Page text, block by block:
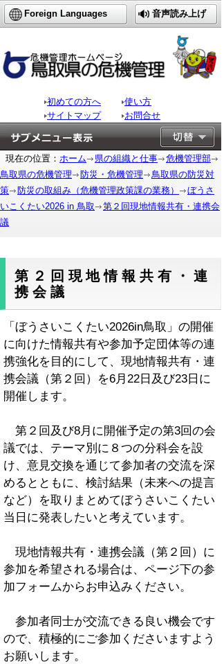
Foreign Languages 音声読み上げ
初めての方へ
使い方
サイトマップ
お問合せ
現在の位置： ホーム 県の組織と仕事
危機管理部
鳥取県の危機管理
防災・危機管理
鳥取県の防災対
策
防災の取組み（危機管理政策課の業務）
ぼうさ
いこくたい2026 in 鳥取
第２回現地情報共有・連携会
議
第２回現地情報共有・連
携会議
「ぼうさいこくたい2026in鳥取」の開催
に向けた情報共有や参加予定団体等の連
携強化を目的にして、現地情報共有・連
携会議（第２回）を6月22日及び23日に
開催します。
第２回及び8月に開催予定の第3回の会
議では、テーマ別に８つの分科会を設
け、意見交換を通じて参加者の交流を深
めるとともに、検討結果（未来への提言
など）を取りまとめてぼうさいこくたい
当日に発表したいと考えています。
現地情報共有・連携会議（第２回）に
参加を希望される場合は、ページ下の参
加フォームからお申込みください。
参加者同士が交流できる良い機会です
ので、積極的にご参加くださいますよう
お願いします。